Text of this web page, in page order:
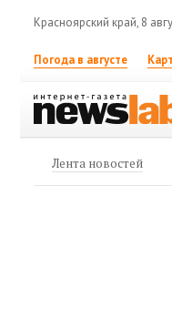
Красноярский край, 8
Погода в августе
Лента новостей